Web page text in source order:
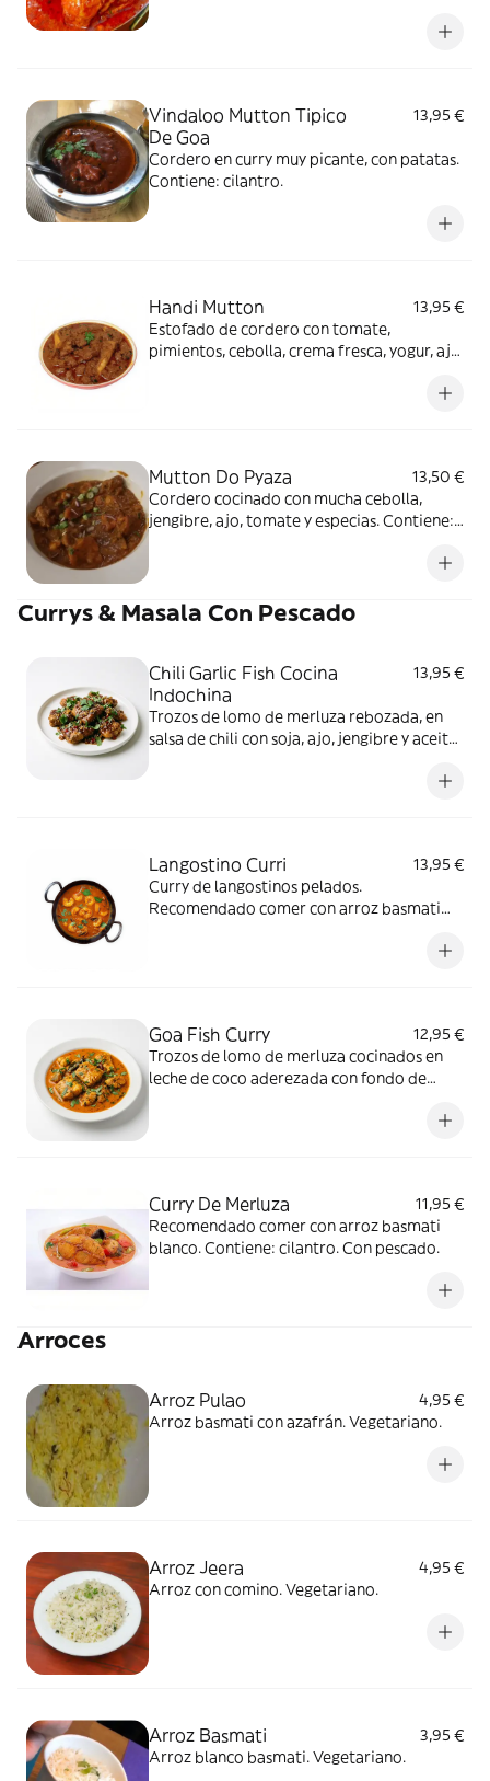
Vindaloo Mutton Tipico
De Goa
13,95 €
Cordero en curry muy picante, con patatas.
Contiene: cilantro.
Handi Mutton
13,95 €
Estofado de cordero con tomate,
pimientos, cebolla, crema fresca, yogur, ajo,
Mutton Do Pyaza
13,50 €
Cordero cocinado con mucha cebolla,
jengibre, ajo, tomate y especias. Contiene:
Currys & Masala Con Pescado
Chili Garlic Fish Cocina
Indochina
13,95 €
Trozos de lomo de merluza rebozada, en
salsa de chili con soja, ajo, jengibre y aceite
Langostino Curri
13,95 €
Curry de langostinos pelados.
Recomendado comer con arroz basmati
Goa Fish Curry
12,95 €
Trozos de lomo de merluza cocinados en
leche de coco aderezada con fondo de
Curry De Merluza
11,95 €
Recomendado comer con arroz basmati
blanco. Contiene: cilantro. Con pescado.
Arroces
Arroz Pulao
4,95 €
Arroz basmati con azafrán. Vegetariano.
Arroz Jeera
4,95 €
Arroz con comino. Vegetariano.
Arroz Basmati
3,95 €
Arroz blanco basmati. Vegetariano.